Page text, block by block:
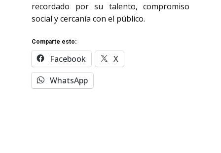
recordado por su talento, compromiso
social y cercanía con el público.
Comparte esto:
Facebook
X
WhatsApp